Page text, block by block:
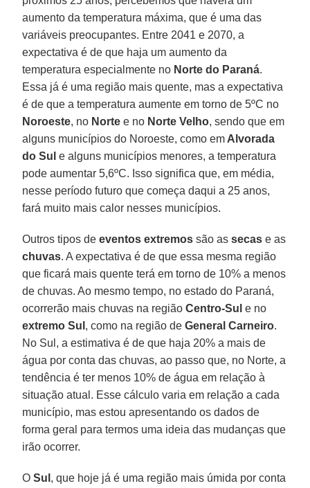
aumento da temperatura máxima, que é uma das
variáveis preocupantes. Entre 2041 e 2070, a
expectativa é de que haja um aumento da
temperatura especialmente no Norte do Paraná.
Essa já é uma região mais quente, mas a expectativa
é de que a temperatura aumente em torno de 5ºC no
Noroeste, no Norte e no Norte Velho, sendo que em
alguns municípios do Noroeste, como em Alvorada
do Sul e alguns municípios menores, a temperatura
pode aumentar 5,6ºC. Isso significa que, em média,
nesse período futuro que começa daqui a 25 anos,
fará muito mais calor nesses municípios.
Outros tipos deeventos extremos são assecas e as
chuvas. A expectativa é de que essa mesma região
que ficará mais quente terá em torno de 10% a menos
de chuvas. Ao mesmo tempo, no estado do Paraná,
ocorrerão mais chuvas na regiãoCentro-Sul e no
extremo Sul , como na região deGeneral Carneiro.
No Sul, a estimativa é de que haja 20% a mais de
água por conta das chuvas, ao passo que, no Norte, a
tendência é ter menos 10% de água em relação à
situação atual. Esse cálculo varia em relação a cada
município, mas estou apresentando os dados de
forma geral para termos uma ideia das mudanças que
irão ocorrer.
OSul , que hoje já é uma região mais úmida por conta